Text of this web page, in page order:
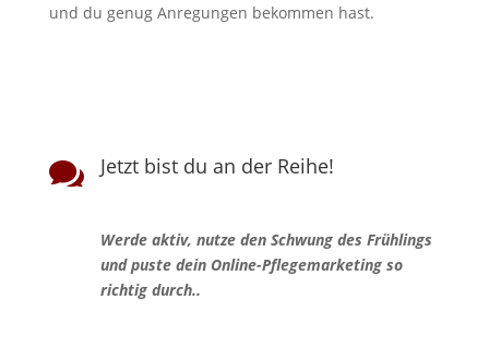
und du genug Anregungen bekommen hast.
 Jetzt bist du an der Reihe!
Werde aktiv, nutze den Schwung des Frühlings
und puste dein Online-Pflegemarketing so
richtig durch..